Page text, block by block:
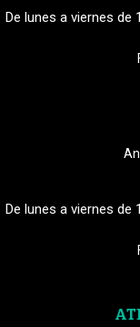
De lunes a viernes de
De lunes a viernes de